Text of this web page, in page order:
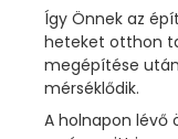
Így Önnek az
heteket otthon
megépítése
mérséklődik.
A holnapon lévő